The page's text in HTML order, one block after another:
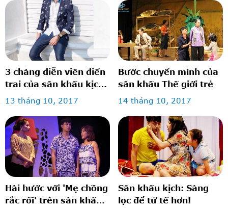
3 chàng diễn viên điển
trai của sân khấu kịch
thế giới trẻ: vừa diễn
hay lại mặc đẹp!
13 tháng 10, 2017
Bước chuyển mình của
sân khấu Thế giới trẻ
14 tháng 10, 2017
Hài hước với 'Mẹ chồng
rắc rối' trên sân khấu
Sân khấu kịch: Sàng
lọc để tử tế hơn!